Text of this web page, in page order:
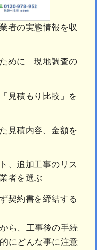
者の実態情報を収
めに「現地調査の
見積もり比較」を
見積内容、金額を
、追加工事のリス
者を選ぶ
契約書を締結する
ら、工事後の手続
にどんな事に注意